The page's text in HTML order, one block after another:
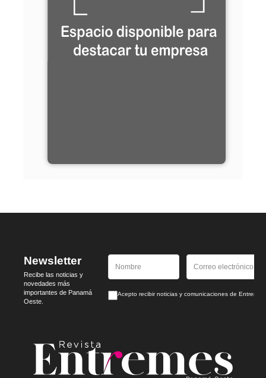
Newsletter
Recibe las noticias y
novedades más
importantes de Panamá
Oeste.
Acepto recibir noticias y comunicaciones de